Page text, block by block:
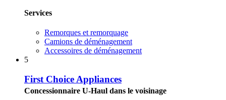
Services
Remorques et remorquage
Camions de déménagement
Accessoires de déménagement
5
First Choice Appliances
Concessionnaire U-Haul dans le voisinage